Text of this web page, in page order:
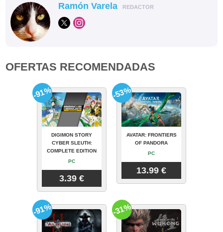
Ramón Varela REDACTOR
OFERTAS RECOMENDADAS
DIGIMON STORY
CYBER SLEUTH:
COMPLETE EDITION
PC
3.39 €
-91%
AVATAR: FRONTIERS
OF PANDORA
PC
13.99 €
-53%
-91% -31%